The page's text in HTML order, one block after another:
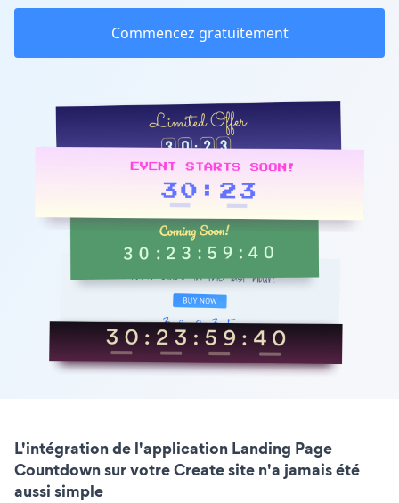
Commencez gratuitement
L'intégration de l'application Landing Page
Countdown sur votre Create site n'a jamais été
aussi simple